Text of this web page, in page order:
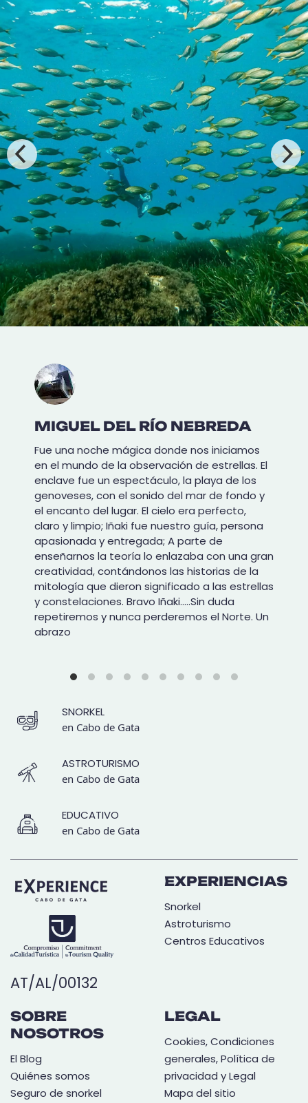
MIGUEL DEL RÍO NEBREDA
Fue una noche mágica donde nos iniciamos
en el mundo de la observación de estrellas. El
enclave fue un espectáculo, la playa de los
genoveses, con el sonido del mar de fondo y
el encanto del lugar. El cielo era perfecto,
claro y limpio; Iñaki fue nuestro guía, persona
apasionada y entregada; A parte de
enseñarnos la teoría lo enlazaba con una gran
creatividad, contándonos las historias de la
mitología que dieron significado a las estrellas
y constelaciones. Bravo Iñaki…..Sin duda
repetiremos y nunca perderemos el Norte. Un
abrazo
SNORKEL
en Cabo de Gata
ASTROTURISMO
en Cabo de Gata
EDUCATIVO
en Cabo de Gata
AT/AL/00132
EXPERIENCIAS
Snorkel
Astroturismo
Centros Educativos
SOBRE
NOSOTROS
El Blog
Quiénes somos
Seguro de snorkel
LEGAL
Cookies, Condiciones
generales, Política de
privacidad y Legal
Mapa del sitio